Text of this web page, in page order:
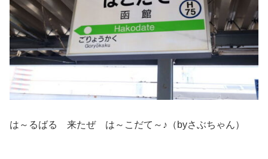
は～るばる 来たぜ は～こだて～♪（byさぶちゃん）